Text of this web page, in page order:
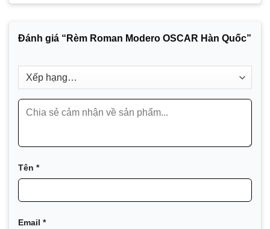
Đánh giá “Rèm Roman Modero OSCAR Hàn Quốc”
Tên *
Email *